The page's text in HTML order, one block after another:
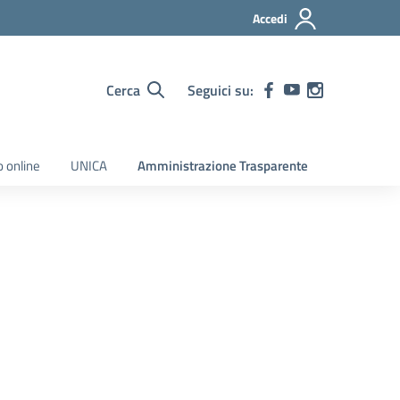
Accedi
Cerca Seguici su:
online UNICA Amministrazione Trasparente